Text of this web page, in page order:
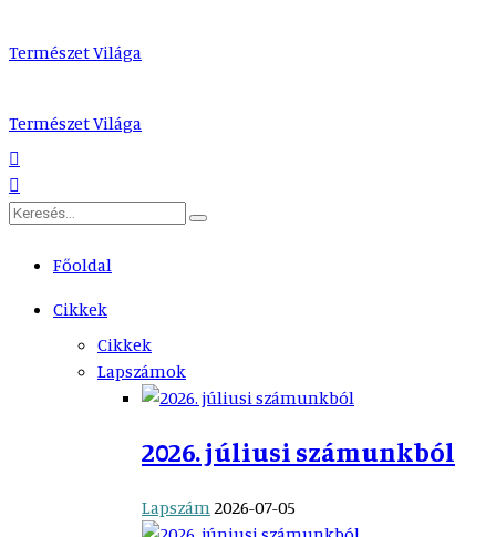
Természet Világa
Természet Világa
Főoldal
Cikkek
Cikkek
Lapszámok
2026. júliusi számunkból
Lapszám 2026-07-05